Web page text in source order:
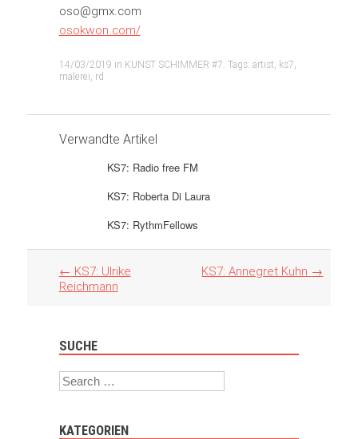
oso@gmx.com
osokwon.com/
14/03/2019 in KUNST SCHIMMER #7 . Tags: artist ks7
malerei rd
Verwandte Artikel
KS7: Radio free FM
KS7: Roberta Di Laura
KS7: RythmFellows
Artikel
Navigation
← KS7: Ulrike
Reichmann
KS7: Annegret Kuhn →
SUCHE
Search
KATEGORIEN